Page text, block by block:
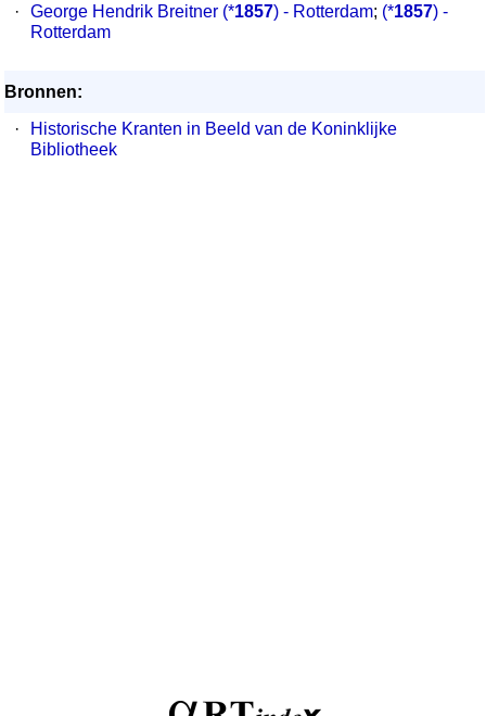
·
George Hendrik Breitner (*1857) - Rotterdam; (*1857) -
Rotterdam
Bronnen:
·
Historische Kranten in Beeld van de Koninklijke
Bibliotheek